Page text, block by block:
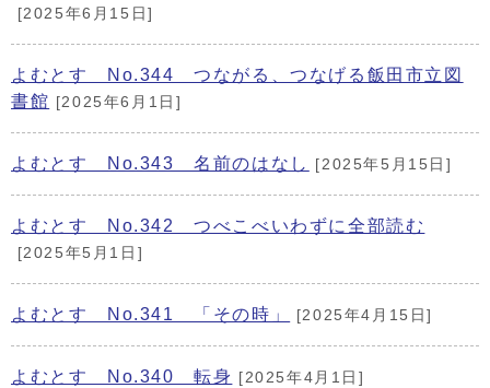
[2025年6月15日]
よむとす No.344 つながる、つなげる飯田市立図
書館 [2025年6月1日]
よむとす No.343 名前のはなし [2025年5月15日]
よむとす No.342 つべこべいわずに全部読む
[2025年5月1日]
よむとす No.341 「その時」 [2025年4月15日]
よむとす No.340 転身 [2025年4月1日]